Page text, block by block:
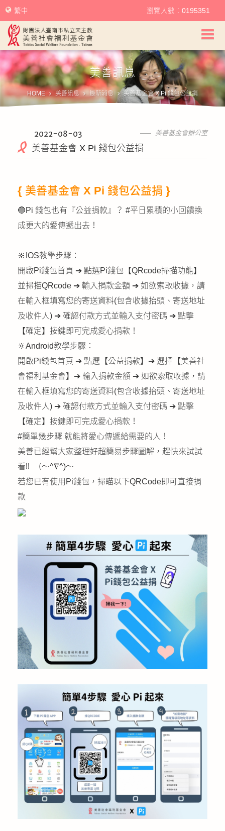
美善社會福利基金會首頁
關於美善
美善服務
幫助美善
我要捐款
捐款徵信
友善連結
網站地圖
繁中 瀏覽人數：0195351
美善訊息
HOME 美善訊息 最新消息 美善基金會 X Pi 錢包公益捐
美善基金會辦公室
2022-08-03
美善基金會 X Pi 錢包公益捐
{ 美善基金會 X Pi 錢包公益捐 }
🔵Pi 錢包也有『公益捐款』？ #平日累積的小回饋換
成更大的愛傳遞出去！
🔆IOS教學步驟：
開啟Pi錢包首頁 ➔ 點選Pi錢包【QRcode掃描功能】
並掃描QRcode ➔ 輸入捐款金額 ➔ 如欲索取收據，請
在輸入框填寫您的寄送資料(包含收據抬頭、寄送地址
及收件人) ➔ 確認付款方式並輸入支付密碼 ➔ 點擊
【確定】按鍵即可完成愛心捐款！
🔆Android教學步驟：
開啟Pi錢包首頁 ➔ 點選【公益捐款】➔ 選擇【美善社
會福利基金會】➔ 輸入捐款金額 ➔ 如欲索取收據，請
在輸入框填寫您的寄送資料(包含收據抬頭、寄送地址
及收件人) ➔ 確認付款方式並輸入支付密碼 ➔ 點擊
【確定】按鍵即可完成愛心捐款！
#簡單幾步驟 就能將愛心傳遞給需要的人！
美善已經幫大家整理好超簡易步驟圖解，趕快來試試
看!! （〜^∇^)〜
若您已有使用Pi錢包，掃瞄以下QRCode即可直接捐
款